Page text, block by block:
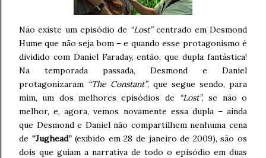
Não existe um episódio de “Lost”centrado em Desmond
Hume que não seja bom – e quando esse protagonismo é
dividido com Daniel Faraday, então, que dupla fantástica!
Na temporada passada, Desmond e Daniel
protagonizaram “The Constant”, que segue sendo, para
mim, um dos melhores episódios de “Lost”, se não o
melhor, e, agora, vemos novamente essa dupla – ainda
que Desmond e Daniel não compartilhem nenhuma cena
de “Jughead”(exibido em 28 de janeiro de 2009), são os
dois que guiam a narrativa de todo o episódio em duas